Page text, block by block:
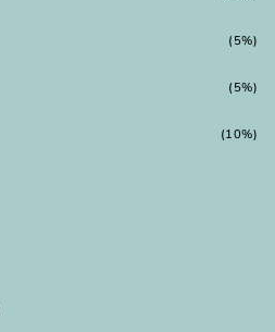
(5%)
(5%)
(10%)